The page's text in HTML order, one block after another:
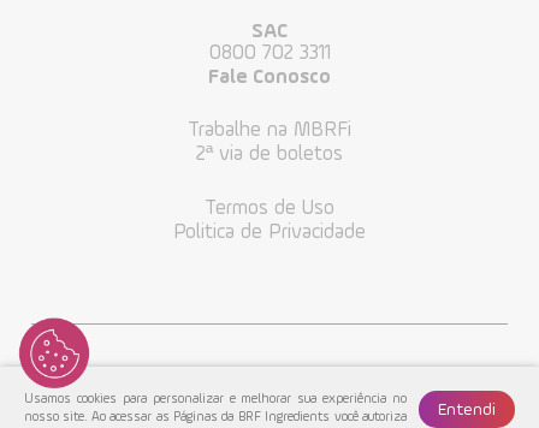
SAC
0800 702 3311
Fale Conosco
Trabalhe na MBRFi
2ª via de boletos
Termos de Uso
Politica de Privacidade
Usamos cookies para personalizar e melhorar sua experiência no
nosso site. Ao acessar as Páginas da BRF Ingredients você autoriza
Entendi